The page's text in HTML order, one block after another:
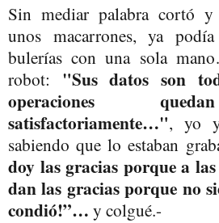
Sin mediar palabra cortó
unos macarrones, ya
bulerías con una sola
robot: "Sus datos son
operaciones
satisfactoriamente…", yo
sabiendo que lo estaban
doy las gracias porque a
dan las gracias porque no
condió!”… y colgué.-